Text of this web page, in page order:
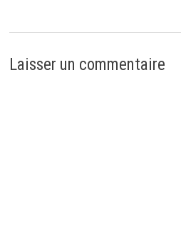
Laisser un commentaire